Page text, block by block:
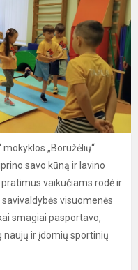
„Boružėlių“
savo kūną ir lavino
vaikučiams rodė ir
visuomenės
smagiai pasportavo,
naujų ir įdomių sportinių